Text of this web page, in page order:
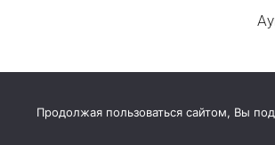
Продолжая пользоваться сайтом, Вы